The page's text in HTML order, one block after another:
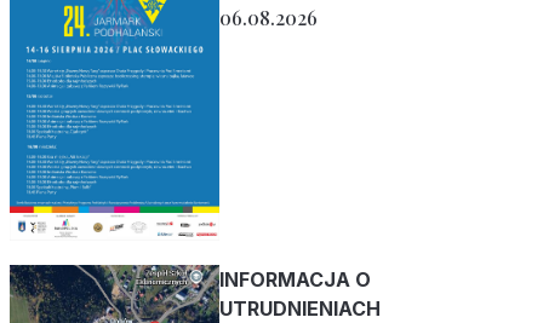
06.08.2026
INFORMACJA O
UTRUDNIENIACH